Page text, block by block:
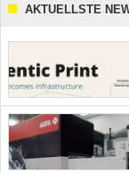
AKTUELLSTE